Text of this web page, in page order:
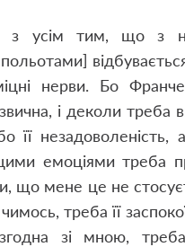
з усім тим, що з
нерви. Бо
і деколи треба
її незадоволеність,
емоціями треба
що мене це не
треба її
зі мною, треба